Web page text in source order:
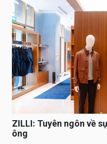
ZILLI: Tuyên ngôn về
ông